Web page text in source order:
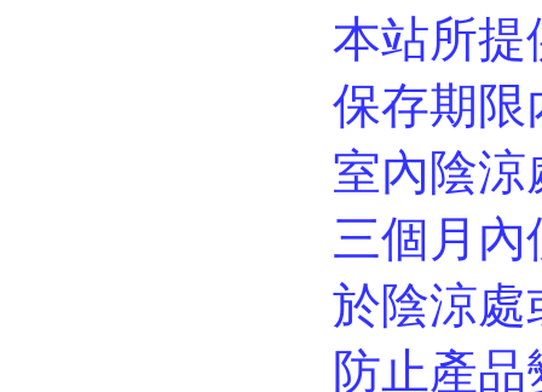
本站所提
保存期限
室內陰涼
三個月
於陰涼處
防止產品